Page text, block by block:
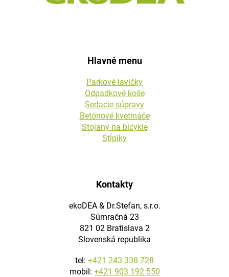
Hlavné menu
Parkové lavičky
Odpadkové koše
Sedacie súpravy
Betónové kvetináče
Stojany na bicykle
Stĺpiky
Kontakty
ekoDEA & Dr.Stefan, s.r.o.
Súmračná 23
821 02 Bratislava 2
Slovenská republika
tel: +421 243 338 728
mobil: +421 903 192 550